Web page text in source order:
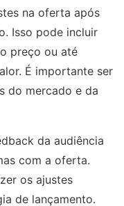
na oferta após
Isso pode incluir
preço ou até
É importante ser
do mercado e da
da audiência
com a oferta.
os ajustes
de lançamento.